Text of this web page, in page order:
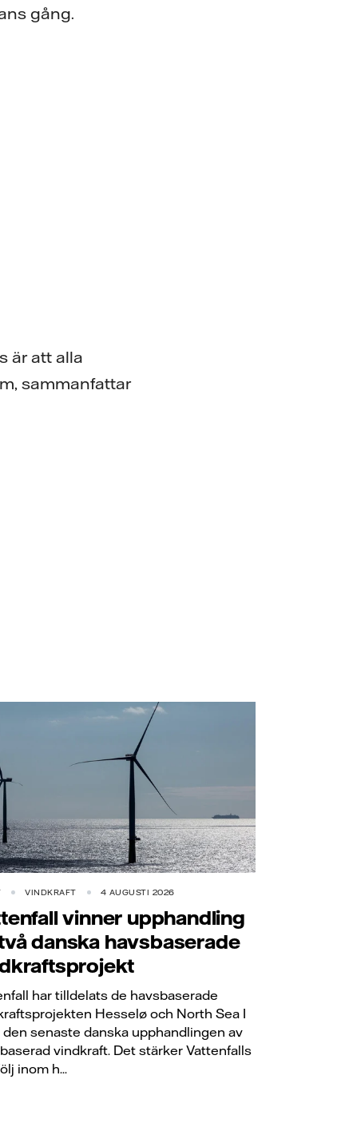
gång.
är att alla
sammanfattar
VINDKRAFT 4 AUGUSTI 2026
vinner upphandling
danska havsbaserade
har tilldelats de havsbaserade
Hesselø och North Sea I
den senaste danska upphandlingen av
vindkraft. Det stärker Vattenfalls
inom h...